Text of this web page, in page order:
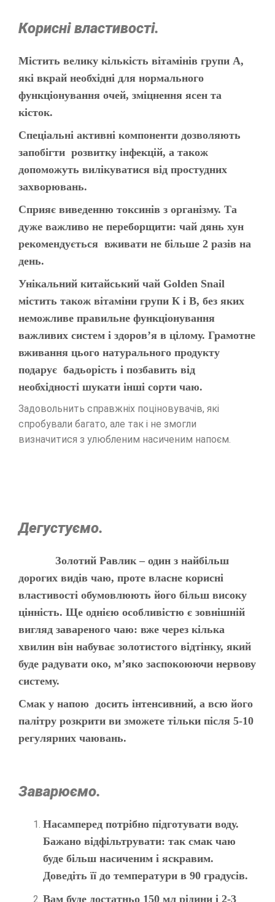
Корисні властивості.
Містить велику кількість вітамінів групи А,
які вкрай необхідні для нормального
функціонування очей, зміцнення ясен та
кісток.
Спеціальні активні компоненти дозволяють
запобігти розвитку інфекцій, а також
допоможуть вилікуватися від простудних
захворювань.
Сприяє виведенню токсинів з організму. Та
дуже важливо не переборщити: чай дянь хун
рекомендується вживати не більше 2 разів на
день.
Унікальний китайський чай Golden Snail
містить також вітаміни групи К і B, без яких
неможливе правильне функціонування
важливих систем і здоров’я в цілому. Грамотне
вживання цього натурального продукту
подарує бадьорість і позбавить від
необхідності шукати інші сорти чаю.
Задовольнить справжніх поціновувачів, які
спробували багато, але так і не змогли
визначитися з улюбленим насиченим напоєм.
Дегустуємо.
Золотий Равлик – один з найбільш
дорогих видів чаю, проте власне корисні
властивості обумовлюють його більш високу
цінність. Ще однією особливістю є зовнішній
вигляд завареного чаю: вже через кілька
хвилин він набуває золотистого відтінку, який
буде радувати око, м’яко заспокоюючи нервову
систему.
Смак у напою досить інтенсивний, а всю його
палітру розкрити ви зможете тільки після 5-10
регулярних чаювань.
Заварюємо.
Насамперед потрібно підготувати воду.
Бажано відфільтрувати: так смак чаю
буде більш насиченим і яскравим.
Доведіть її до температури в 90 градусів.
Вам буде достатньо 150 мл рідини і 2-3